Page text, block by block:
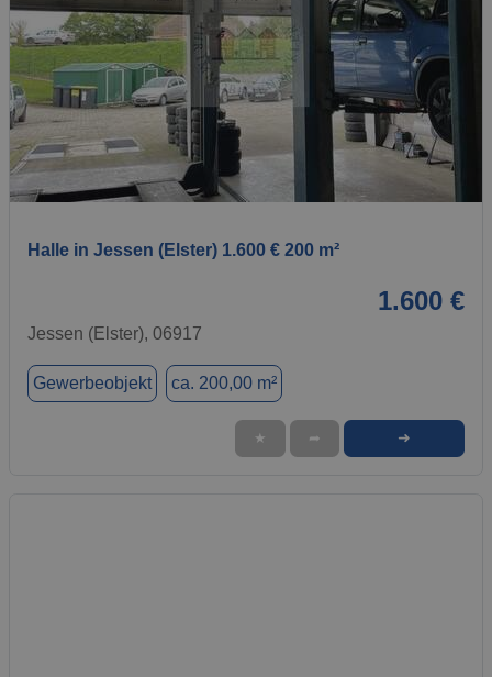
Halle in Jessen (Elster) 1.600 € 200 m²
1.600 €
Jessen (Elster), 06917
Gewerbeobjekt ca. 200,00 m²
★ ➦ ➜